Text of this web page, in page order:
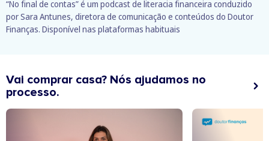
“No final de contas” é um podcast de literacia financeira conduzido
por Sara Antunes, diretora de comunicação e conteúdos do Doutor
Finanças. Disponível nas plataformas habituais
Vai comprar casa? Nós ajudamos no
processo.